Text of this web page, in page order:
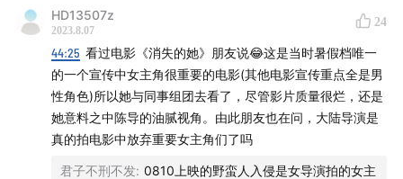
们来做出什么改变 因为他们并不觉得故事里的主人公会是他
们自己 只会是他们的“她” 而对于女性对他们的抨击 他们只会
感到不解和迷惑 并不会认为女性的困境是他们所造成的 于是
一次又一次 性别议题将社会议题死死踩在脚下 隐藏了真正的
boss 蒙蔽了潜在的改变者们 很不幸我也是被蒙蔽的其中之
一
HD13507z
2023.8.07
24
44:25 看过电影《消失的她》朋友说😂这是当时暑假档唯一
的一个宣传中女主角很重要的电影(其他电影宣传重点全是男
性角色)所以她与同事组团去看了，尽管影片质量很烂，还是
她意料之中陈导的油腻视角。由此朋友也在问，大陆导演是
真的拍电影中放弃重要女主角们了吗
君子不刑不发: 0810上映的野蛮人入侵是女导演拍的女主